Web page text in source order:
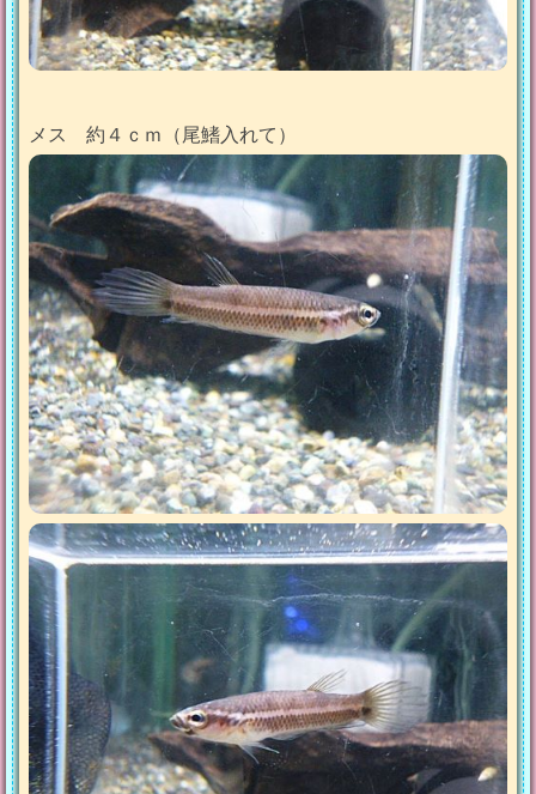
メス 約４ｃｍ（尾鰭入れて）